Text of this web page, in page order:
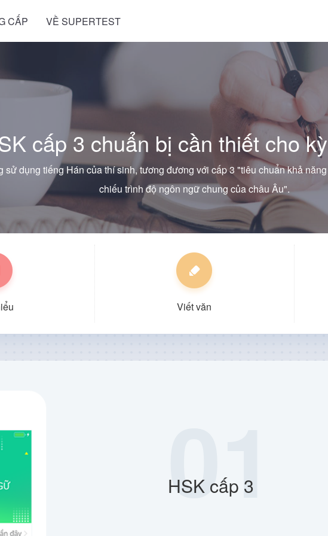
CẤP VỀ SUPERTEST
cấp 3 chuẩn bị cần thiết cho
sử dụng tiếng Hán của thí sinh, tương đương với cấp 3 "tiêu chuẩn khả
chiếu trình độ ngôn ngữ chung của châu Âu".
Viết văn
01
HSK cấp 3